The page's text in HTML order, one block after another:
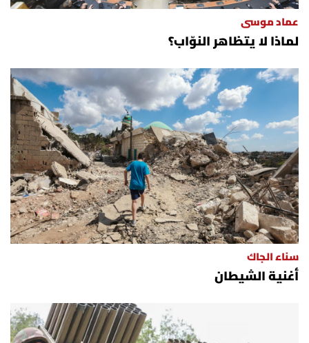
عماد موسى
لماذا لا يتظاهر النوّاب؟
سناء الجاك
أغنية الشيطان